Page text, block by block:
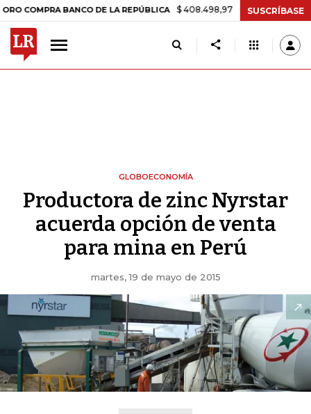
BANCO DE LA REPÚBLICA $ 408.498,97 +$ 8.753,81 +2,19%
SUSCRÍBASE
GLOBOECONOMÍA
Productora de zinc Nyrstar
acuerda opción de venta
para mina en Perú
martes, 19 de mayo de 2015